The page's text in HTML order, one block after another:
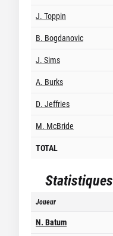
J. Toppin
B. Bogdanovic
J. Sims
A. Burks
D. Jeffries
M. McBride
TOTAL
Statistiques
Joueur
N. Batum